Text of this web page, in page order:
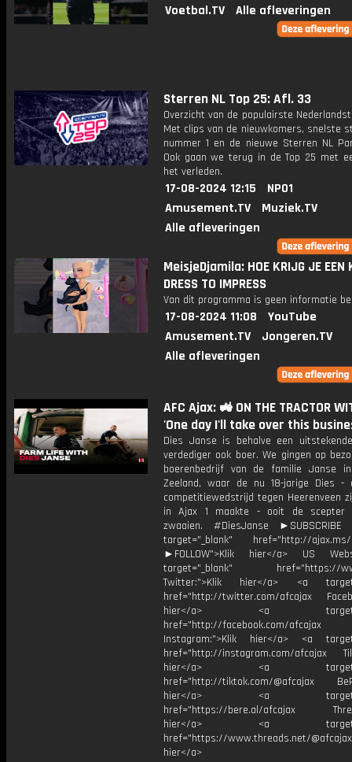
Voetbal.TV
Alle afleveringen
Sterren NL Top 25: Afl. 33
Overzicht van de populairste
Met clips van de nieuwkomers, snelste
nummer 1 en de nieuwe Sterren NL
Ook gaan we terug in de Top 25 met
het verleden.
17-08-2024 12:15
NPO1
Amusement.TV
Muziek.TV
Alle afleveringen
MeisjeDjamila: HOE KRIJG JE EEN
DRESS TO IMPRESS
Van dit programma is geen informatie
17-08-2024 11:08
YouTube
Amusement.TV
Jongeren.TV
Alle afleveringen
AFC Ajax: 🚜 ON THE TRACTOR
'One day I'll take over this
Dies Janse is behalve een
verdediger ook boer. We gingen op
boerenbedrijf van de familie Janse
Zeeland, waar de nu 18-jarige Dies -
competitiewedstrijd tegen Heerenveen
in Ajax 1 maakte - ooit de scepter
zwaaien. #DiesJanse ►SUBSCRIBE
target="_blank" href="http://ajax.ms/
►FOLLOW">Klik hier</a> US
target="_blank" href="https://
Twitter:">Klik hier</a> <a
href="http://twitter.com/afcajax
hier</a> <a
href="http://facebook.com/afcajax
Instagram:">Klik hier</a> <a
href="http://instagram.com/afcajax
hier</a> <a
href="http://tiktok.com/@afcajax
hier</a> <a
href="https://bere.al/afcajax
hier</a> <a
href="https://www.threads.net/
hier</a>